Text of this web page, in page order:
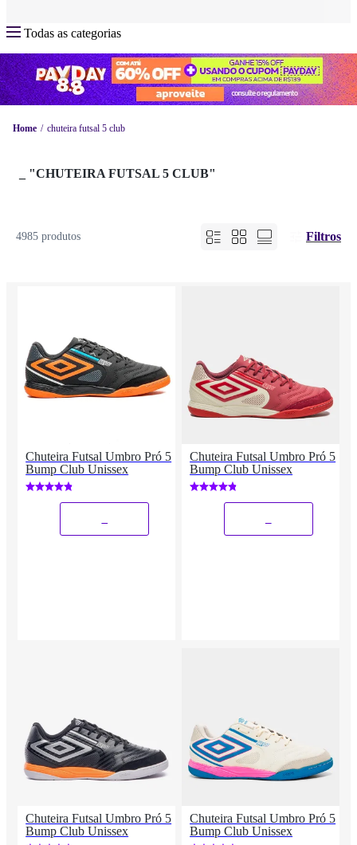
Todas as categorias
Home chuteira futsal 5 club
"CHUTEIRA FUTSAL 5 CLUB"
4985 produtos Filtros
Chuteira Futsal Umbro Pró 5
Bump Club Unissex
Chuteira Futsal Umbro Pró 5
Bump Club Unissex
Chuteira Futsal Umbro Pró 5
Bump Club Unissex
Chuteira Futsal Umbro Pró 5
Bump Club Unissex